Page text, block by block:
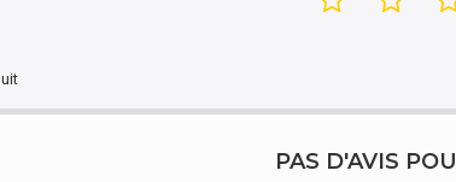
PAS D'AVIS